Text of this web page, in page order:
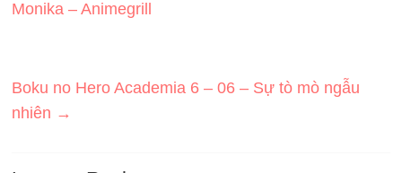
Monika – Animegrill
Boku no Hero Academia 6 – 06 – Sự tò mò ngẫu
nhiên →